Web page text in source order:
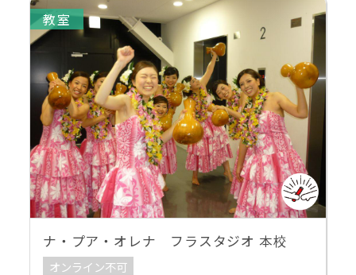
教室
ナ・プア・オレナ フラスタジオ 本校
オンライン不可